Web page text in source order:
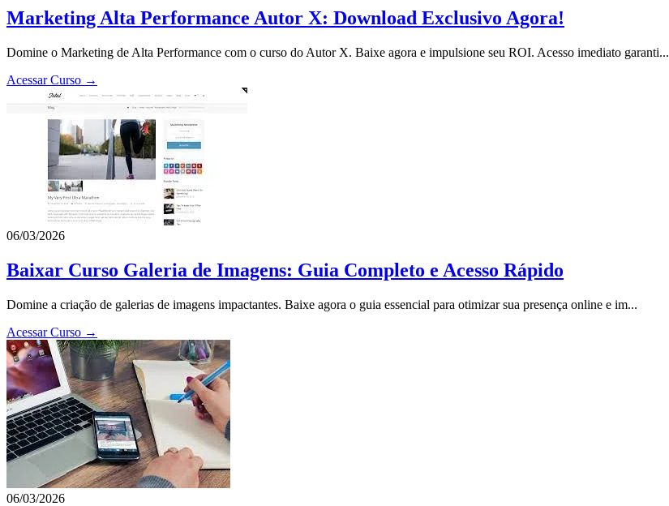
Marketing Alta Performance Autor X: Download Exclusivo Agora!
Domine o Marketing de Alta Performance com o curso do Autor X. Baixe agora e impulsione seu ROI. Acesso imediato garanti...
Acessar Curso →
06/03/2026
Baixar Curso Galeria de Imagens: Guia Completo e Acesso Rápido
Domine a criação de galerias de imagens impactantes. Baixe agora o guia essencial para otimizar sua presença online e im...
Acessar Curso →
06/03/2026